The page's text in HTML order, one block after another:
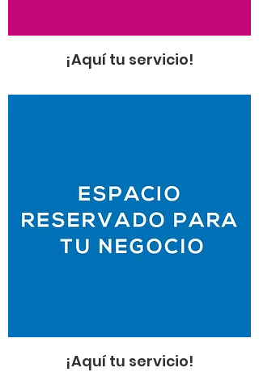
¡Aquí tu servicio!
¡Aquí tu servicio!